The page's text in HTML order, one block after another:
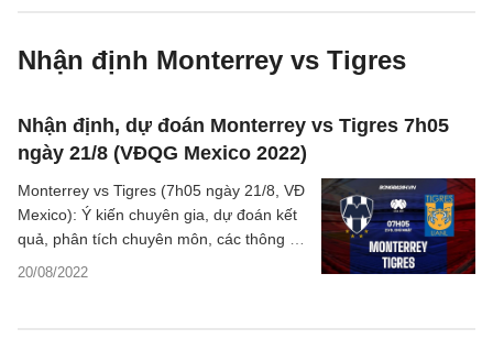
Nhận định Monterrey vs Tigres
Nhận định, dự đoán Monterrey vs Tigres 7h05
ngày 21/8 (VĐQG Mexico 2022)
20/08/2022
Monterrey vs Tigres (7h05 ngày 21/8, VĐ
Mexico): Ý kiến chuyên gia, dự đoán kết
quả, phân tích chuyên môn, các thông tin
bóng đá, thống kê bên lề trước trận đấu.